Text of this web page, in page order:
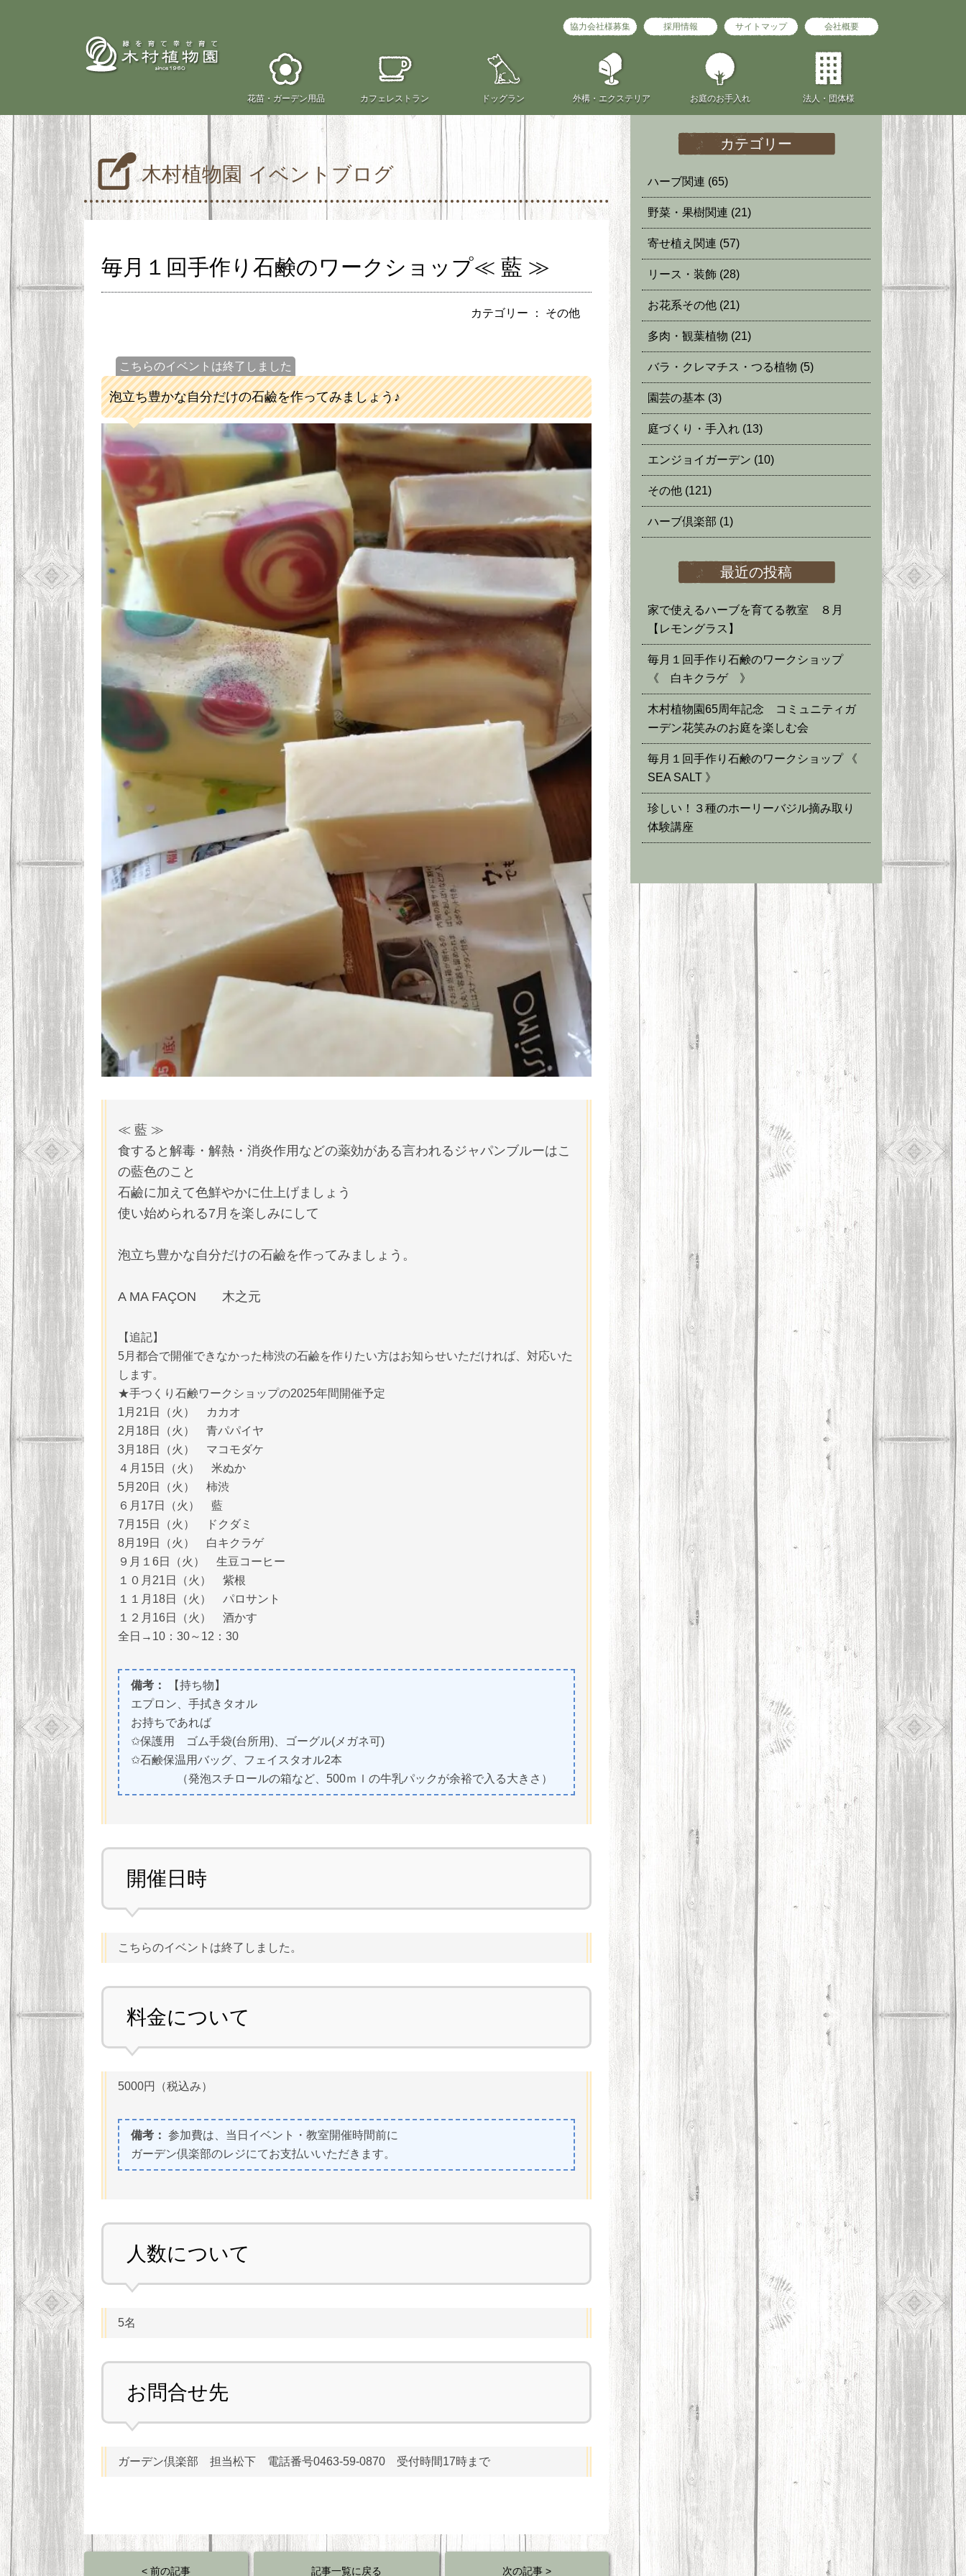
花苗・ ガーデン用品 カフェ レストラン ドッグラン 外構・ エクステリア お庭のお手入れ 法人・団体様
協力会社様募集 採用情報 サイトマップ 会社概要
木村植物園 イベントブログ
毎月１回手作り石鹸のワークショップ≪ 藍 ≫
カテゴリー ： その他
こちらのイベントは終了しました
泡立ち豊かな自分だけの石鹼を作ってみましょう♪
≪ 藍 ≫
食すると解毒・解熱・消炎作用などの薬効がある言われるジャパンブルーはこ
の藍色のこと
石鹼に加えて色鮮やかに仕上げましょう
使い始められる7月を楽しみにして
泡立ち豊かな自分だけの石鹼を作ってみましょう。
A MA FAÇON 木之元
【追記】
5月都合で開催できなかった柿渋の石鹼を作りたい方はお知らせいただければ、対応いた
します。
★手つくり石鹸ワークショップの2025年間開催予定
1月21日（火） カカオ
2月18日（火） 青パパイヤ
3月18日（火） マコモダケ
４月15日（火） 米ぬか
5月20日（火） 柿渋
６月17日（火） 藍
7月15日（火） ドクダミ
8月19日（火） 白キクラゲ
９月１6日（火） 生豆コーヒー
１０月21日（火） 紫根
１１月18日（火） パロサント
１２月16日（火） 酒かす
全日→10：30～12：30
備考：
【持ち物】
エプロン、手拭きタオル
お持ちであれば
✩保護用 ゴム手袋(台所用)、ゴーグル(メガネ可)
✩石鹸保温用バッグ、フェイスタオル2本
（発泡スチロールの箱など、500ｍｌの牛乳パックが余裕で入る大きさ）
開催日時
こちらのイベントは終了しました。
料金について
5000円（税込み）
備考： 参加費は、当日イベント・教室開催時間前に
ガーデン倶楽部のレジにてお支払いいただきます。
人数について
5名
お問合せ先
ガーデン倶楽部 担当松下 電話番号0463-59-0870 受付時間17時まで
< 前の記事 記事一覧に戻る 次の記事 >
カテゴリー
ハーブ関連 (65)
野菜・果樹関連 (21)
寄せ植え関連 (57)
リース・装飾 (28)
お花系その他 (21)
多肉・観葉植物 (21)
バラ・クレマチス・つる植物 (5)
園芸の基本 (3)
庭づくり・手入れ (13)
エンジョイガーデン (10)
その他 (121)
ハーブ倶楽部 (1)
最近の投稿
家で使えるハーブを育てる教室 ８月
【レモングラス】
毎月１回手作り石鹸のワークショップ
《 白キクラゲ 》
木村植物園65周年記念 コミュニティガ
ーデン花笑みのお庭を楽しむ会
毎月１回手作り石鹸のワークショップ 《
SEA SALT 》
珍しい！３種のホーリーバジル摘み取り
体験講座